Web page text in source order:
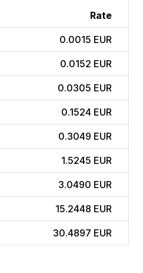
Rate
0.0015 EUR
0.0152 EUR
0.0305 EUR
0.1524 EUR
0.3049 EUR
1.5245 EUR
3.0490 EUR
15.2448 EUR
30.4897 EUR